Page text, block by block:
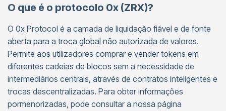
O que é o protocolo 0x (ZRX)?
O 0x Protocol é a camada de liquidação fiável e de fonte
aberta para a troca global não autorizada de valores.
Permite aos utilizadores comprar e vender tokens em
diferentes cadeias de blocos sem a necessidade de
intermediários centrais, através de contratos inteligentes e
trocas descentralizadas. Para obter informações
pormenorizadas, pode consultar a nossa página